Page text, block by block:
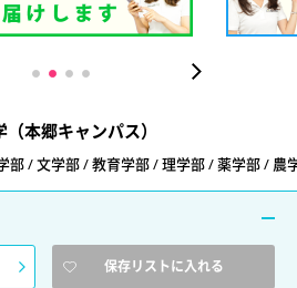
本郷キャンパス）
部 / 文学部 / 教育学部 / 理学部 / 薬学部 / 農
保存リストに入れる